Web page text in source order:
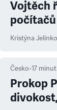
Vojtěch
Kristýna
Česko•17 minut
Prokop